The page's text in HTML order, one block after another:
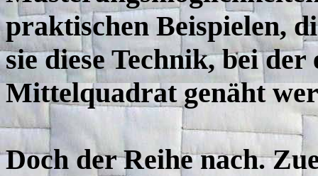
praktischen Beispielen,
sie diese Technik, bei
Mittelquadrat genäht
Doch der Reihe nach.